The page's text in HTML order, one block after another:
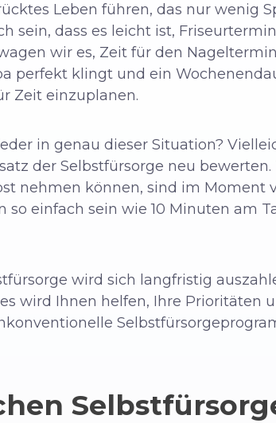
Leben führen, das nur wenig
sein, dass es leicht ist,
wir es, Zeit für den
perfekt klingt und ein
Zeit einzuplanen.
in genau dieser Situation?
der Selbstfürsorge neu bewerten.
nehmen können, sind im Moment
einfach sein wie 10 Minuten am
wird sich langfristig
wird Ihnen helfen, Ihre Prioritäten